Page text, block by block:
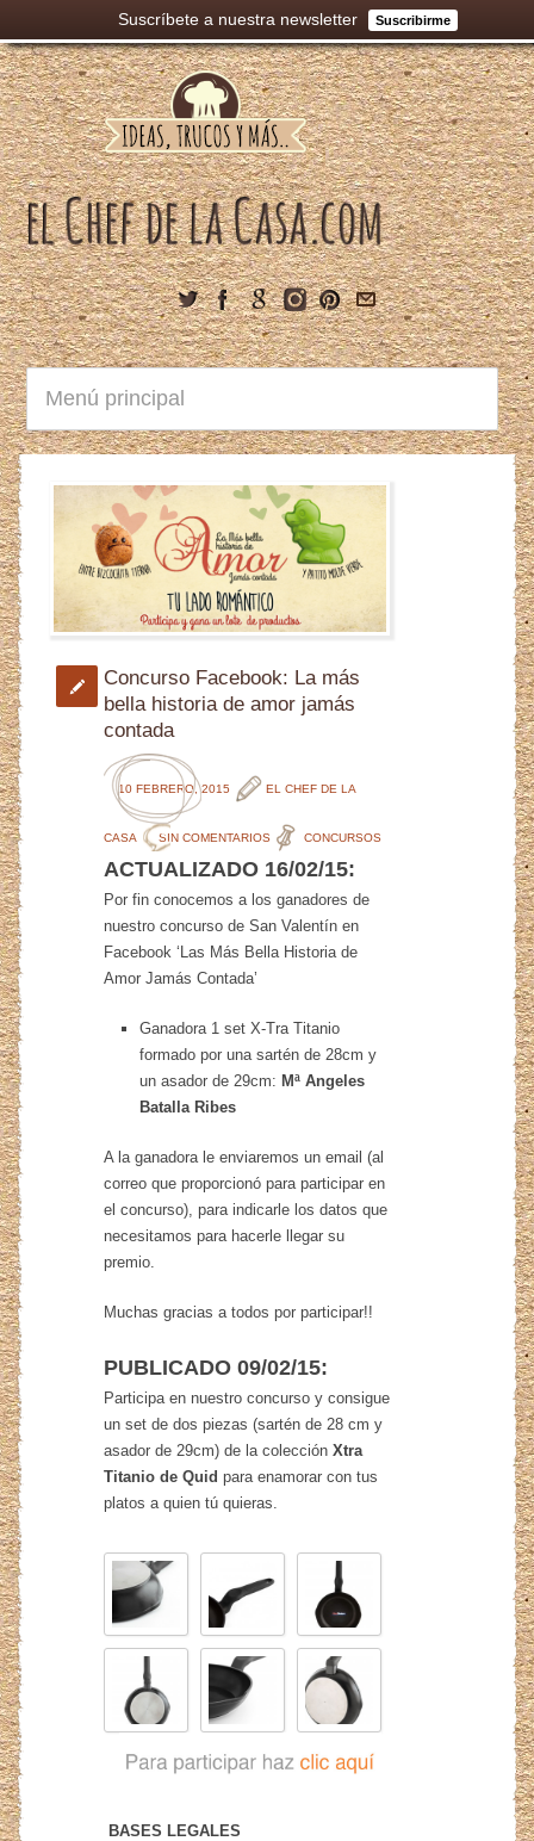
Suscríbete a nuestra newsletter Suscribirme
Concurso Facebook: La más
bella historia de amor jamás
contada
10 FEBRERO, 2015 EL CHEF DE LA
CASA SIN COMENTARIOS CONCURSOS
ACTUALIZADO 16/02/15:
Por fin conocemos a los ganadores de
nuestro concurso de San Valentín en
Facebook ‘Las Más Bella Historia de
Amor Jamás Contada’
Ganadora 1 set X-Tra Titanio
formado por una sartén de 28cm y
un asador de 29cm:Mª Angeles
Batalla Ribes
A la ganadora le enviaremos un email (al
correo que proporcionó para participar en
el concurso), para indicarle los datos que
necesitamos para hacerle llegar su
premio.
Muchas gracias a todos por participar!!
PUBLICADO 09/02/15:
Participa en nuestro concurso y consigue
un set de dos piezas (sartén de 28 cm y
asador de 29cm) de la colecciónXtra
Titanio de Quid para enamorar con tus
platos a quien tú quieras.
BASES LEGALES